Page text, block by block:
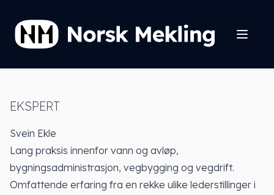
EKSPERT
Svein Ekle
Lang praksis innenfor vann og avløp,
bygningsadministrasjon, vegbygging og vegdrift.
Omfattende erfaring fra en rekke ulike lederstillinger i